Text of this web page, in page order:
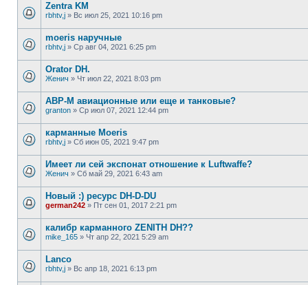
Zentra KM
rbhtv,j » Вс июл 25, 2021 10:16 pm
moeris наручные
rbhtv,j » Ср авг 04, 2021 6:25 pm
Orator DH.
Женич » Чт июл 22, 2021 8:03 pm
АВР-М авиационные или еще и танковые?
granton » Ср июл 07, 2021 12:44 pm
карманные Moeris
rbhtv,j » Сб июн 05, 2021 9:47 pm
Имеет ли сей экспонат отношение к Luftwaffe?
Женич » Сб май 29, 2021 6:43 am
Новый :) ресурс DH-D-DU
german242 » Пт сен 01, 2017 2:21 pm
калибр карманного ZENITH DH??
mike_165 » Чт апр 22, 2021 5:29 am
Lanco
rbhtv,j » Вс апр 18, 2021 6:13 pm